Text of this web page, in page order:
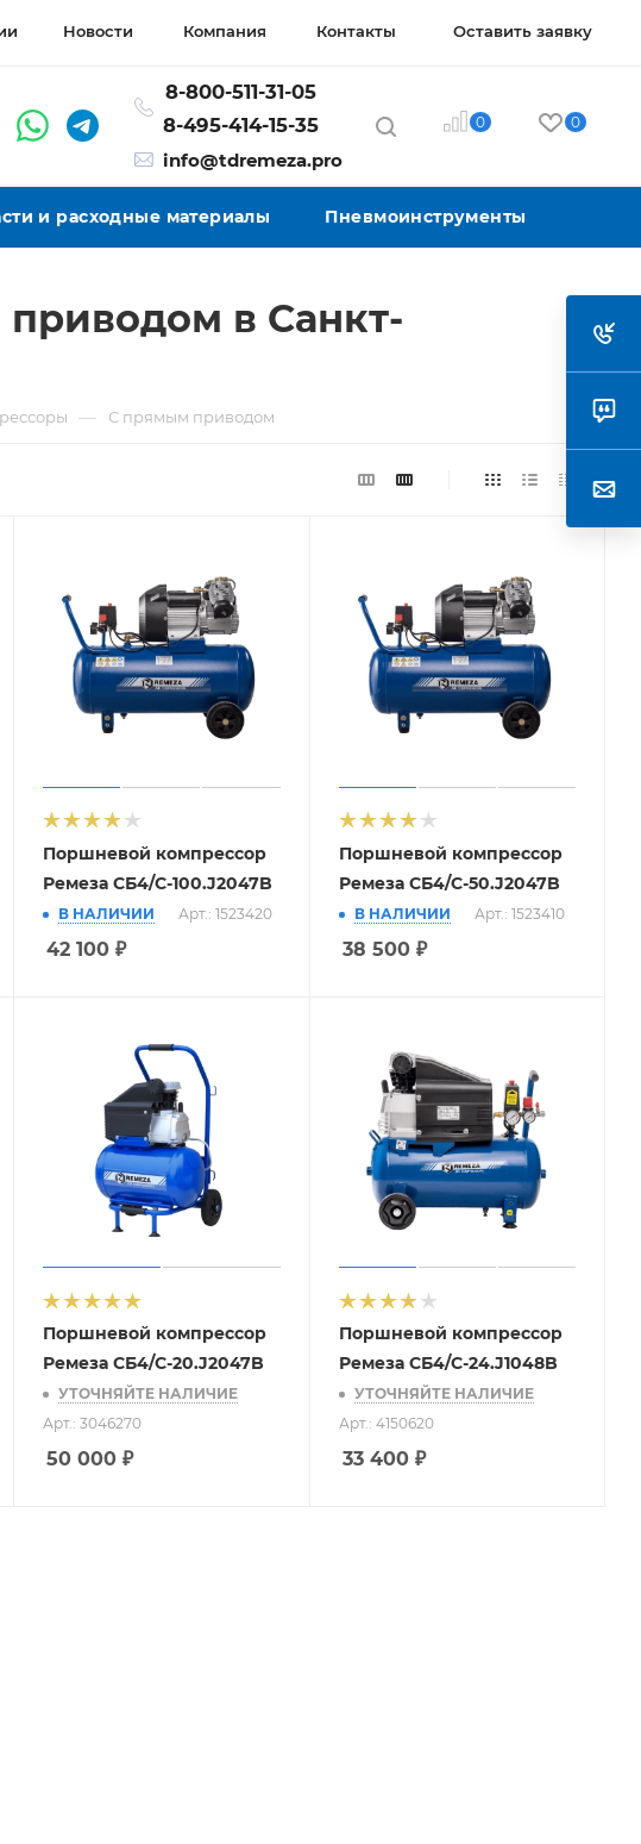
Новости Компания Контакты Оставить заявку
8-800-511-31-05
8-495-414-15-35
info@tdremeza.pro
0 0
и расходные материалы Пневмоинструменты
в Санкт-
— С прямым приводом
Поршневой компрессор
Ремеза СБ4/С-100.J2047B
В НАЛИЧИИ Арт.: 1523420
42 100 ₽
Поршневой компрессор
Ремеза СБ4/С-50.J2047B
В НАЛИЧИИ Арт.: 1523410
38 500₽
Поршневой компрессор
Ремеза СБ4/С-20.J2047B
УТОЧНЯЙТЕ НАЛИЧИЕ
Арт.: 3046270
50 000 ₽
Поршневой компрессор
Ремеза СБ4/С-24.J1048B
УТОЧНЯЙТЕ НАЛИЧИЕ
Арт.: 4150620
33 400₽